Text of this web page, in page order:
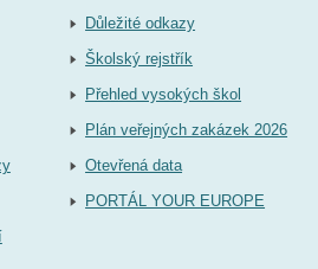
Důležité odkazy
Školský rejstřík
Přehled vysokých škol
Plán veřejných zakázek 2026
Otevřená data
PORTÁL YOUR EUROPE